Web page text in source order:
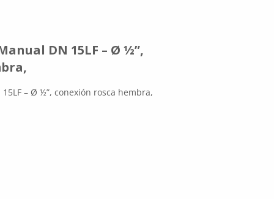
DN 15LF – Ø ½”,
– Ø ½”, conexión rosca hembra,